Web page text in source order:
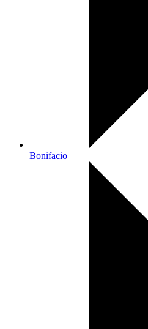
Bonifacio